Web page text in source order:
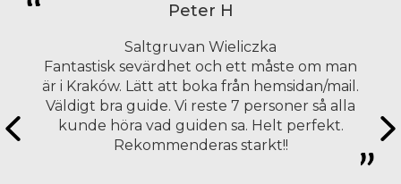
Peter H
Saltgruvan Wieliczka
Fantastisk sevärdhet och ett måste om man
är i Kraków. Lätt att boka från hemsidan/mail.
Väldigt bra guide. Vi reste 7 personer så alla
kunde höra vad guiden sa. Helt perfekt.
Rekommenderas starkt!!